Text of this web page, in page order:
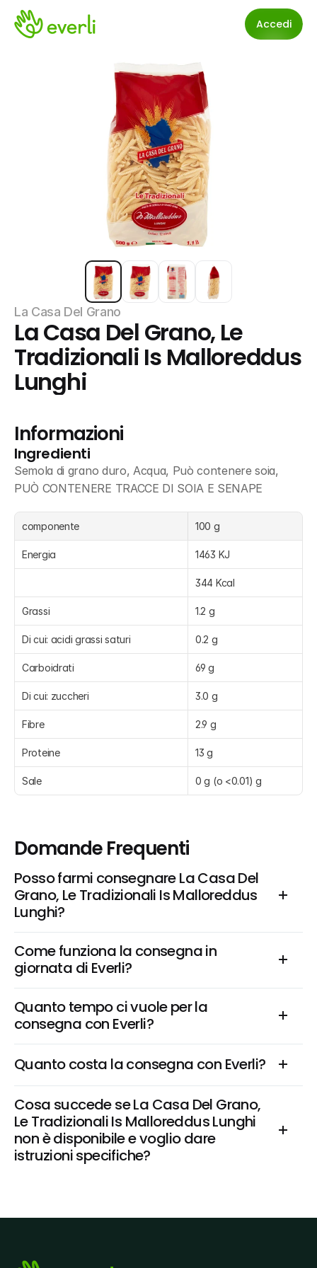
Accedi
La Casa Del Grano
La Casa Del Grano, Le
Tradizionali Is Malloreddus
Lunghi
Informazioni
Ingredienti
Semola di grano duro, Acqua, Può contenere soia,
PUÒ CONTENERE TRACCE DI SOIA E SENAPE
componente 100 g
Energia 1463 KJ
344 Kcal
Grassi 1.2 g
Di cui: acidi grassi saturi 0.2 g
Carboidrati 69 g
Di cui: zuccheri 3.0 g
Fibre 2.9 g
Proteine 13 g
Sale 0 g (o <0.01) g
Domande Frequenti
Posso farmi consegnare La Casa Del
Grano, Le Tradizionali Is Malloreddus
Lunghi?
Come funziona la consegna in
giornata di Everli?
Quanto tempo ci vuole per la
consegna con Everli?
Quanto costa la consegna con Everli?
Cosa succede se La Casa Del Grano,
Le Tradizionali Is Malloreddus Lunghi
non è disponibile e voglio dare
istruzioni specifiche?